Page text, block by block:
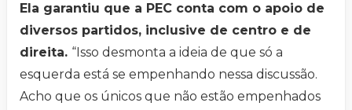
Ela garantiu que a PEC conta com o apoio de
diversos partidos, inclusive de centro e de
direita. “Isso desmonta a ideia de que só a
esquerda está se empenhando nessa discussão.
Acho que os únicos que não estão empenhados